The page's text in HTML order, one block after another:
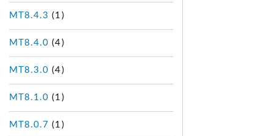
MT8.4.3 (1)
MT8.4.0 (4)
MT8.3.0 (4)
MT8.1.0 (1)
MT8.0.7 (1)